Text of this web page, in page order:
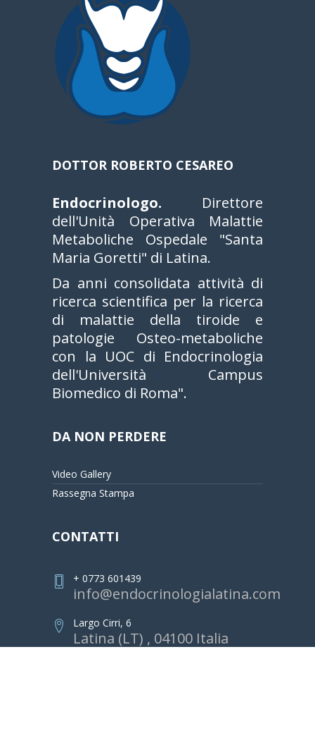
DOTTOR ROBERTO CESAREO
Endocrinologo. Direttore
dell'Unità Operativa Malattie
Metaboliche Ospedale "Santa
Maria Goretti" di Latina.
Da anni consolidata attività di
ricerca scientifica per la ricerca
di malattie della tiroide e
patologie Osteo-metaboliche
con la UOC di Endocrinologia
dell'Università Campus
Biomedico di Roma".
DA NON PERDERE
Video Gallery
Rassegna Stampa
CONTATTI
+ 0773 601439
info@endocrinologialatina.com
Largo Cirri, 6
Latina (LT) , 04100 Italia